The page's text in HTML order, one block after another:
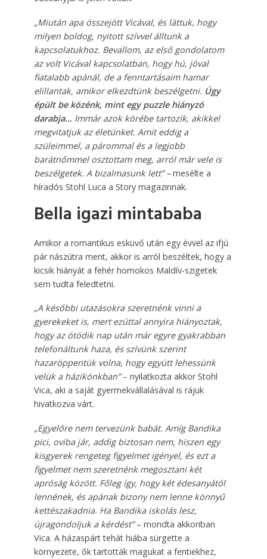
„Miután apa összejött Vicával, és láttuk, hogy
milyen boldog, nyitott szívvel álltunk a
kapcsolatukhoz. Bevallom, az első gondolatom
az volt Vicával kapcsolatban, hogy hú, jóval
fiatalabb apánál, de a fenntartásaim hamar
elillantak, amikor elkezdtünk beszélgetni. Úgy
épült be közénk, mint egy puzzle hiányzó
darabja… Immár azok körébe tartozik, akikkel
megvitatjuk az életünket. Amit eddig a
szüleimmel, a párommal és a legjobb
barátnőmmel osztottam meg, arról már vele is
beszélgetek. A bizalmasunk lett” –mesélte a
híradós Stohl Luca a Story magazinnak.
Bella igazi mintababa
Amikor a romantikus esküvő után egy évvel az ifjú
pár nászútra ment, akkor is arról beszéltek, hogy a
ki­csik hiányát a fehér homokos Maldív-szigetek
sem tudta feledtetni.
„A későbbi utazásokra szeretnénk vinni a
gyerekeket is, mert ezúttal annyira hiányoztak,
hogy az ötödik nap után már egyre gyakrabban
telefonáltunk haza, és szívünk szerint
hazaröppentük volna, hogy együtt lehessünk
velük a házikónkban”– nyilatkozta akkor Stohl
Vica, aki a saját gyermekvállalásával is rájuk
hivatkozva várt.
„Egyelőre nem tervezünk babát. Amíg Bandika
pici, oviba jár, addig biztosan nem, hiszen egy
kisgyerek rengeteg figyelmet igényel, és ezt a
figyelmet nem szeretnénk megosztani két
apróság között. Főleg így, hogy két édesanyától
lennének, és apának bizony nem lenne könnyű
kettészakadnia. Ha Bandika iskolás lesz,
újragondoljuk a kérdést”– mondta akkoriban
Vica. A házaspárt tehát hiába sürgette a
környezete, ők tartották magukat a fentiekhez,